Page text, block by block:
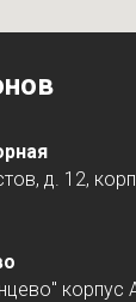
д. 12,
корпус